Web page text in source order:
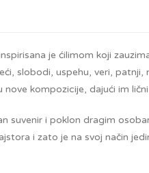
je ćilimom koji
slobodi, uspehu, veri,
nove kompozicije, dajući im
suvenir i poklon dragim
i zato je na svoj način